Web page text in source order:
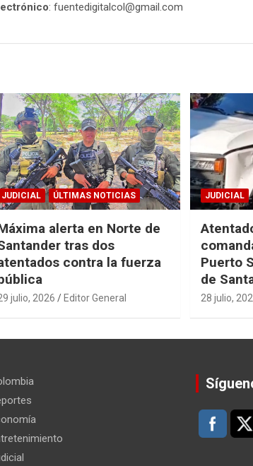
: fuentedigitalcol@gmail.com
JUDICIAL ÚLTIMAS NOTICIAS
alerta en Norte de
tras dos
contra la fuerza
julio, 2026 Editor General
JUDICIAL
Puerto
de
28 julio,